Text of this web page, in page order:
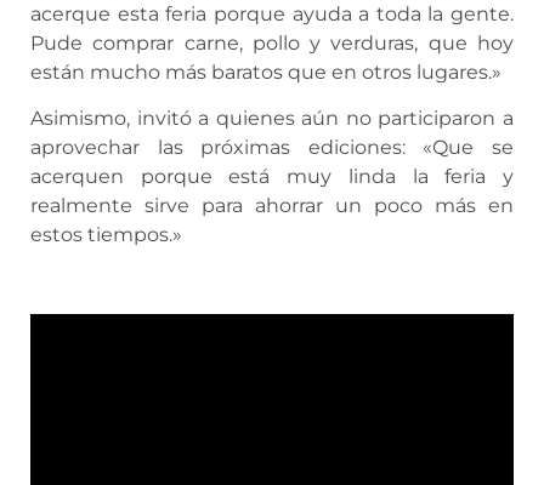
acerque esta feria porque ayuda a toda la gente.
Pude comprar carne, pollo y verduras, que hoy
están mucho más baratos que en otros lugares.»
Asimismo, invitó a quienes aún no participaron a
aprovechar las próximas ediciones: «Que se
acerquen porque está muy linda la feria y
realmente sirve para ahorrar un poco más en
estos tiempos.»